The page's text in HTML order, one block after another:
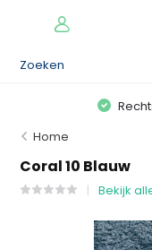
Home
Coral 10 Blauw
Bekijk